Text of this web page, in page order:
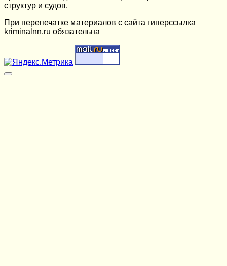
структур и судов.
При перепечатке материалов c сайта гиперссылка
kriminalnn.ru обязательна